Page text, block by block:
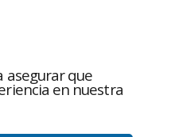
asegurar que
en nuestra